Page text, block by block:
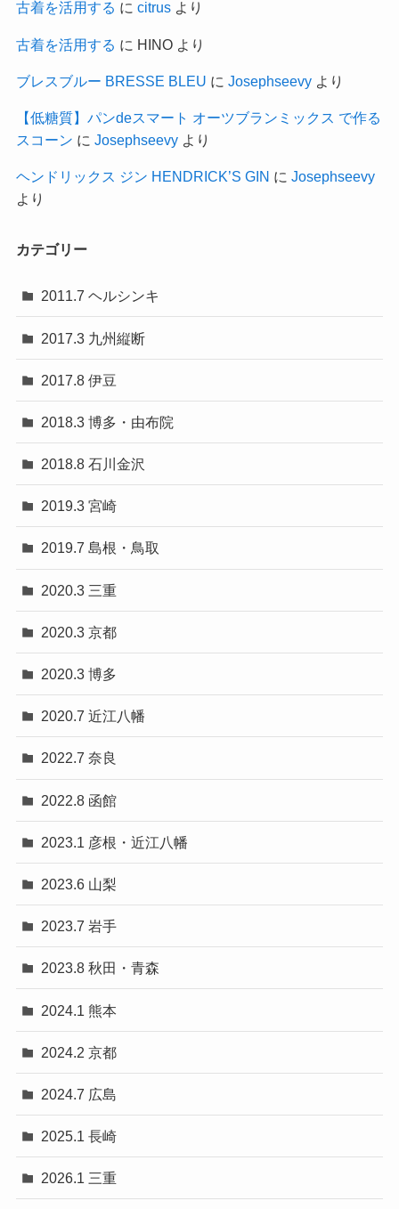
古着を活用する に citrusより
古着を活用する に HINOより
ブレスブルー BRESSE BLEU に Josephseevyより
【低糖質】パンdeスマート オーツブランミックス で作る
スコーン に Josephseevyより
ヘンドリックス ジン HENDRICK’S GIN に Josephseevy
より
カテゴリー
2011.7 ヘルシンキ
2017.3 九州縦断
2017.8 伊豆
2018.3 博多・由布院
2018.8 石川金沢
2019.3 宮崎
2019.7 島根・鳥取
2020.3 三重
2020.3 京都
2020.3 博多
2020.7 近江八幡
2022.7 奈良
2022.8 函館
2023.1 彦根・近江八幡
2023.6 山梨
2023.7 岩手
2023.8 秋田・青森
2024.1 熊本
2024.2 京都
2024.7 広島
2025.1 長崎
2026.1 三重